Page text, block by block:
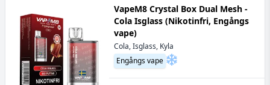
VapeM8 Crystal Box Dual Mesh -
Cola Isglass (Nikotinfri, Engångs
vape)
Cola, Isglass, Kyla
Engångs vape